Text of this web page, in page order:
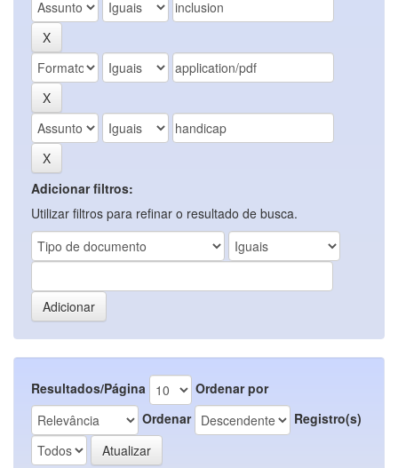
Adicionar filtros:
Utilizar filtros para refinar o resultado de busca.
Resultados/Página
Ordenar por
Ordenar
Registro(s)